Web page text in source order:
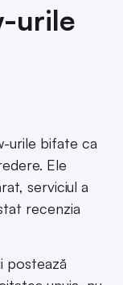
urile
urile bifate ca
Ele
serviciul a
recenzia
postează